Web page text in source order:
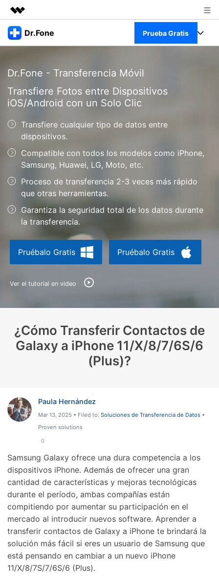
Productos destacados
Resumen
Soluciones
Sala de prensa
Tienda
Dr.Fone Prueba Gratis
Productos
Para PC
Para Celular
Herramientas Online
Más
Descubre lo mejor de Dr.Fone
Guías
Soporte
Transferencia de Datos
Gestor de Datos
Reparación de Móviles
Encuentra Más Soluciones
Desbloqueo FRP en Android 16
Iniciar sesión
Dr.Fone - Transferencia Móvil
Transfiere Fotos entre Dispositivos
iOS/Android con un Solo Clic
Transfiere cualquier tipo de datos entre
dispositivos.
Compatible con todos los modelos como iPhone,
Samsung, Huawei, LG, Moto, etc.
Proceso de transferencia 2-3 veces más rápido
que otras herramientas.
Garantiza la seguridad total de los datos durante
la transferencia.
Pruébalo Gratis Pruébalo Gratis
Ver el tutorial en video
¿Cómo Transferir Contactos de
Galaxy a iPhone 11/X/8/7/6S/6
(Plus)?
Paula Hernández
Mar 13, 2025 • Filed to: Soluciones de Transferencia de Datos•
Proven solutions
0
Samsung Galaxy ofrece una dura competencia a los
dispositivos iPhone. Además de ofrecer una gran
cantidad de características y mejoras tecnológicas
durante el período, ambas compañías están
compitiendo por aumentar su participación en el
mercado al introducir nuevos software. Aprender a
transferir contactos de Galaxy a iPhone te brindará la
solución más fácil si eres un usuario de Samsung que
está pensando en cambiar a un nuevo iPhone
11/X/8/7S/7/6S/6 (Plus).